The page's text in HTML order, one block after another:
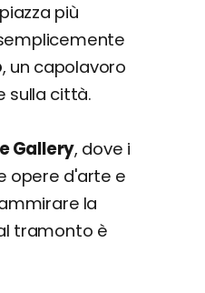
più
, un capolavoro
sulla città.
Gallery, dove i
opere d'arte e
la
tramonto è